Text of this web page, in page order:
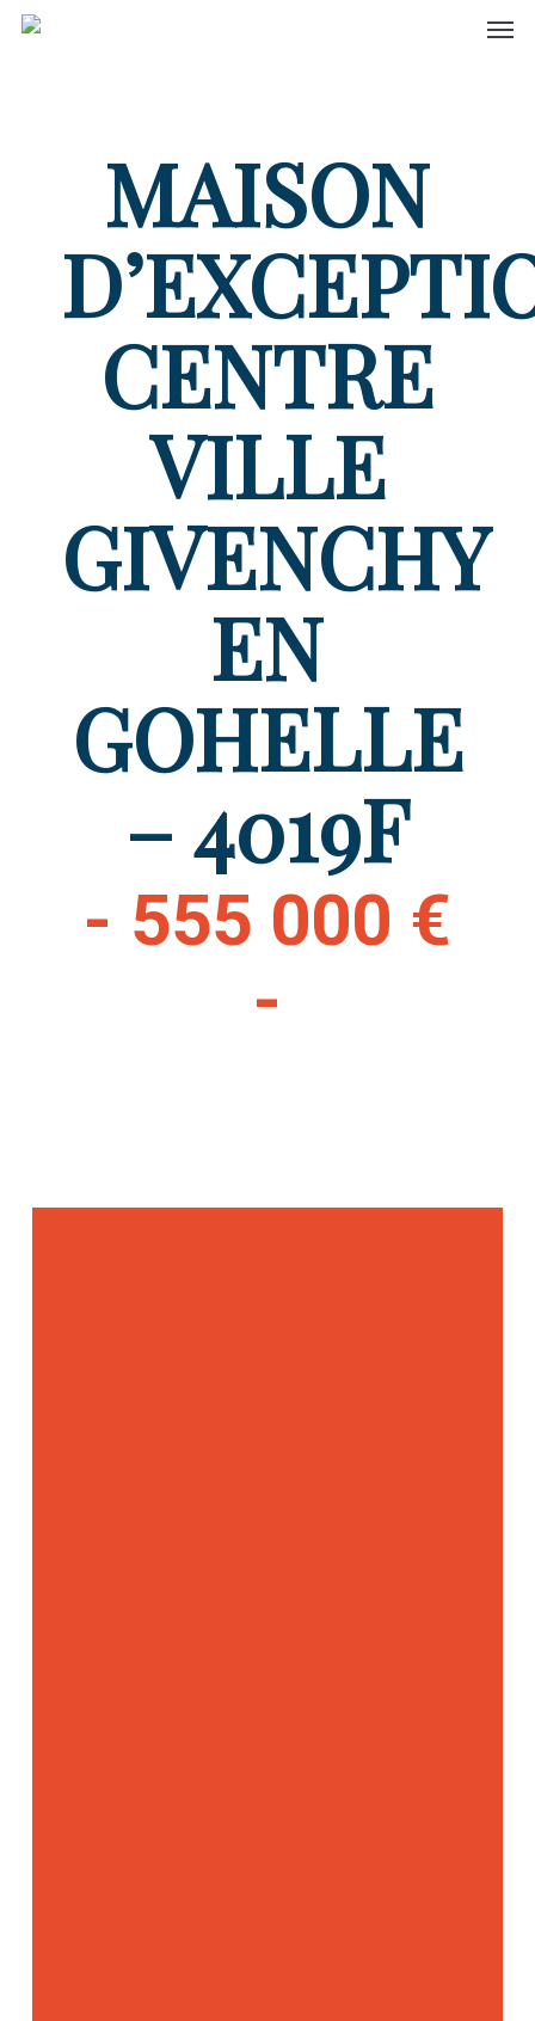
Skip
MAISON
CENTRE
VILLE
GIVENCHY
EN
GOHELLE
– 4019F
- 555 000 €
-